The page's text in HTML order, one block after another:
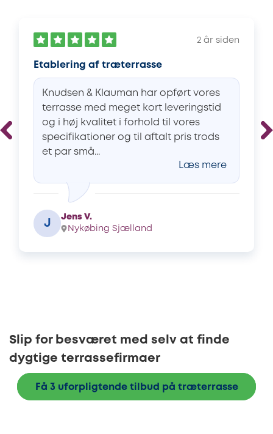
2 år siden
Etablering af træterrasse
Knudsen & Klauman har opført vores
terrasse med meget kort leveringstid
og i høj kvalitet i forhold til vores
specifikationer og til aftalt pris trods
et par små...
Læs mere
J
Jens V.
Nykøbing Sjælland
Slip for besværet med selv at finde
dygtige terrassefirmaer
Få 3 uforpligtende tilbud på træterrasse